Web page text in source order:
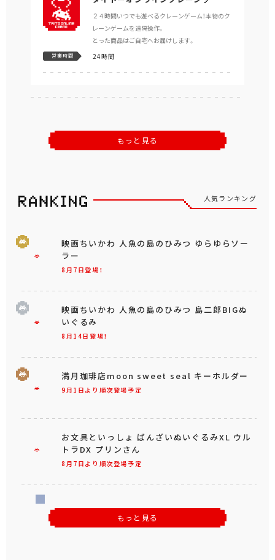
２４時間いつでも遊べるクレーンゲーム！本物のク
レーンゲームを遠隔操作。
とった商品はご自宅へお届けします。
営業時間 24時間
もっと見る
人気ランキング
8月7日登場！
映画ちいかわ 人魚の島のひみつ ゆらゆらソー
ラー
8月14日登場！
映画ちいかわ 人魚の島のひみつ 島二郎BIGぬ
いぐるみ
9月1日より順次登場予定
満月珈琲店moon sweet seal キーホルダー
8月7日より順次登場予定
お文具といっしょ ばんざいぬいぐるみXL ウル
トラDX プリンさん
もっと見る